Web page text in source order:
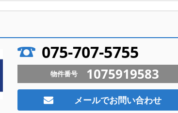
075-707-5755
物件番号 1075919583
メールでお問い合わせ